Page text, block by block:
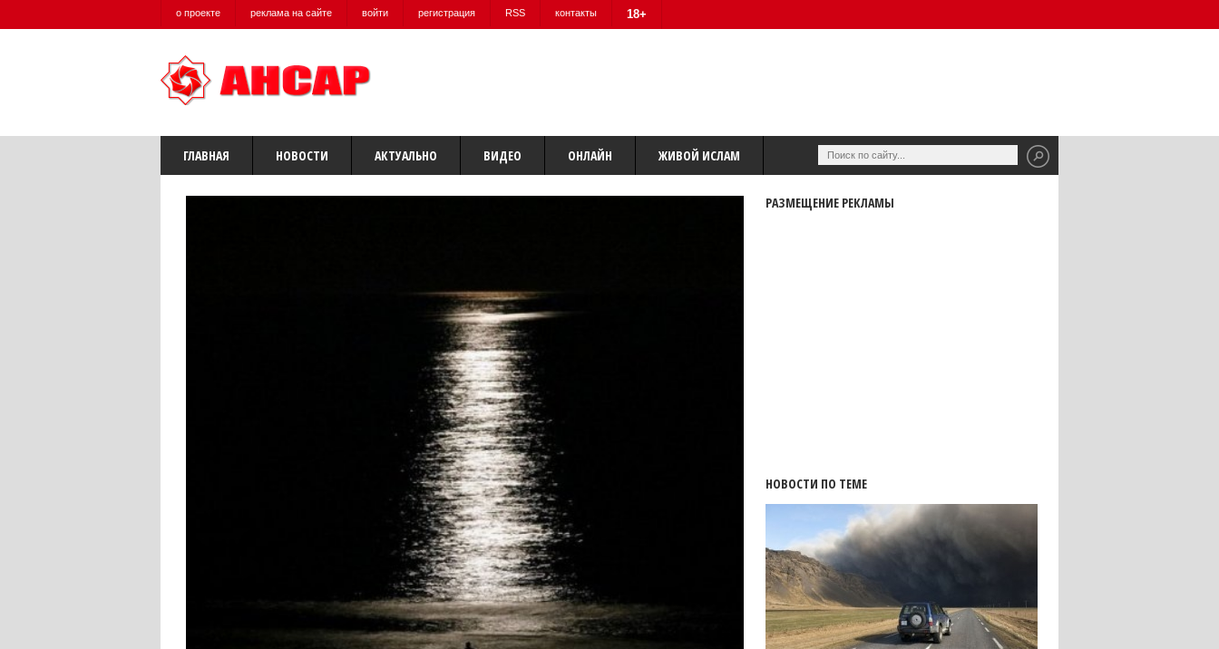
о проекте реклама на сайте войти регистрация RSS контакты 18+
ГЛАВНАЯ НОВОСТИ АКТУАЛЬНО ВИДЕО ОНЛАЙН ЖИВОЙ ИСЛАМ
РАЗМЕЩЕНИЕ РЕКЛАМЫ
НОВОСТИ ПО ТЕМЕ